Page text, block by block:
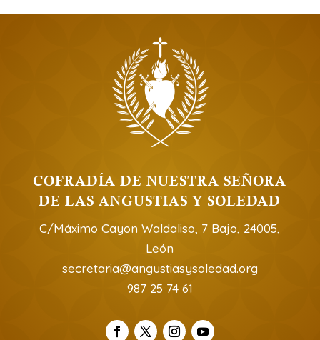
COFRADÍA DE NUESTRA SEÑORA
DE LAS ANGUSTIAS Y SOLEDAD
C/Máximo Cayon Waldaliso, 7 Bajo, 24005,
León
secretaria@angustiasysoledad.org
987 25 74 61